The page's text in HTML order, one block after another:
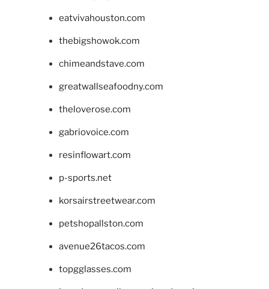
eatvivahouston.com
thebigshowok.com
chimeandstave.com
greatwallseafoodny.com
theloverose.com
gabriovoice.com
resinflowart.com
p-sports.net
korsairstreetwear.com
petshopallston.com
avenue26tacos.com
topgglasses.com